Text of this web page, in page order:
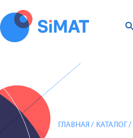
ГЛАВНАЯ / КАТАЛОГ /